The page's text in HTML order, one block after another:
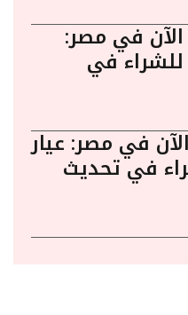
الآن في مصر:
عيار 24 يسجل 6745 للشراء في
في مصر: عيار
6735 للشراء في تحديث